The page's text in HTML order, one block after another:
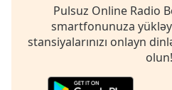
Pulsuz Online Radio
smartfonunuza
stansiyalarınızı onlayn
olun!